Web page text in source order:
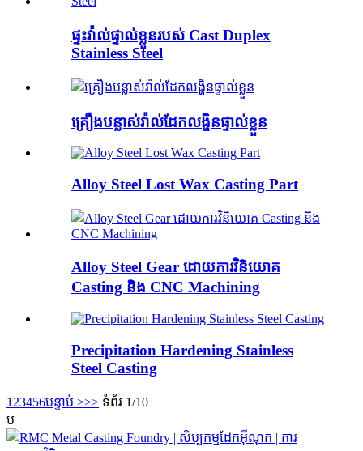
ផ្ទះវ៉ាល់ផ្ទាល់ខ្លួនរបស់ Cast Duplex
Stainless Steel
គ្រឿងបន្លាស់វ៉ាល់ដែកលង្ហិនផ្ទាល់ខ្លួន
Alloy Steel Lost Wax Casting Part
Alloy Steel Gear ដោយការវិនិយោគ
Casting និង CNC Machining
Precipitation Hardening Stainless
Steel Casting
1 23456បន្ទាប់ >>> ទំព័រ 1/10
ប